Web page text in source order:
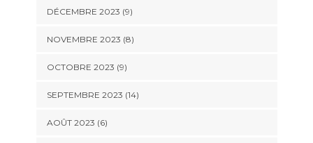
DÉCEMBRE 2023 (9)
NOVEMBRE 2023 (8)
OCTOBRE 2023 (9)
SEPTEMBRE 2023 (14)
AOÛT 2023 (6)